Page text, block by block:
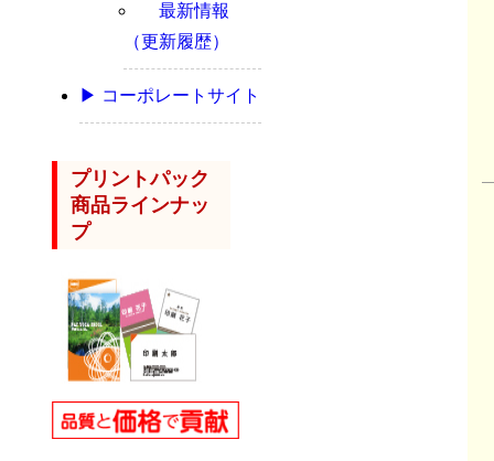
最新情報
（更新履歴）
▶ コーポレートサイト
プリントパック
商品ラインナッ
プ